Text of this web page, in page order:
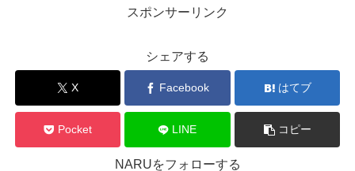
スポンサーリンク
シェアする
X Facebook はてブ
Pocket LINE コピー
NARUをフォローする